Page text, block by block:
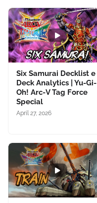
Six Samurai Decklist e
Deck Analytics | Yu-Gi-
Oh! Arc-V Tag Force
Special
April 27, 2026